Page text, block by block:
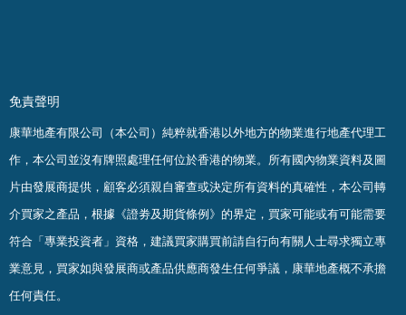
免責聲明
康華地產有限公司（本公司）純粹就香港以外地方的物業進行地產代理工
作，本公司並沒有牌照處理任何位於香港的物業。 所有國內物業資料及圖
片由發展商提供，顧客必須親自審查或決定所有資料的真確性 ， 本公司轉
介買家之產品，根據《證劵及期貨條例》的界定，買家可能或有可能需要
符合「專業投資者」資格，建議買家購買前請自行向有關人士尋求獨立專
業意見，買家如與發展商或產品供應商發生任何爭議，康華地產概不承擔
任何責任。